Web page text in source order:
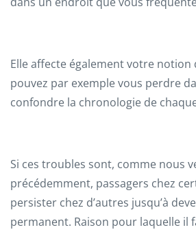
Elle affecte également votre notion
pouvez par exemple vous perdre
confondre la chronologie de
Si ces troubles sont, comme nous
précédemment, passagers chez
persister chez d’autres jusqu’à
permanent. Raison pour laquelle il